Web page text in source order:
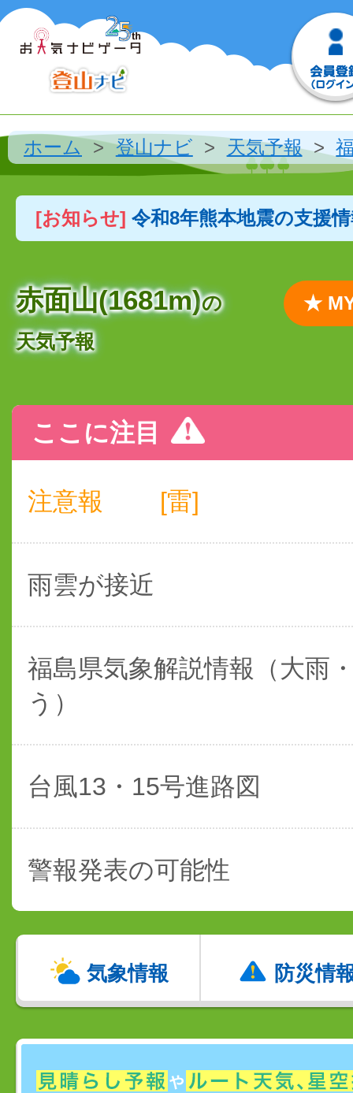
ホーム 登山ナビ 天気予報
[お知らせ] 令和8年熊本地震の支援
赤面山(1681m)の
天気予報
★
ここに注目
注意報 [雷]
雨雲が接近
福島県気象解説情報（大雨
う）
台風13・15号進路図
警報発表の可能性
気象情報 防災情